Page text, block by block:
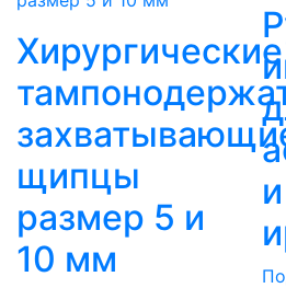
Хирургические
щипцы
размер 5 и
10 мм
и